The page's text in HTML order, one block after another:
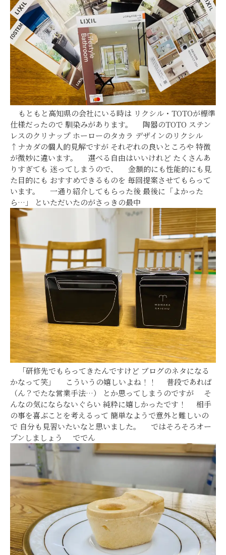
もともと高知県の会社にいる時は リクシル・TOTOが標準
仕様だったので 馴染みがあります。 陶器のTOTO ステン
レスのクリナップ ホーローのタカラ デザインのリクシル
↑ナカダの個人的見解ですが それぞれの良いところや 特徴
が微妙に違います。 選べる自由はいいけれど たくさんあ
りすぎても 迷ってしまうので、 金額的にも性能的にも見
た目的にも おすすめできるものを 毎回提案させてもらって
います。 一通り紹介してもらった後 最後に「よかった
ら…」 といただいたのがさっきの最中
「研修先でもらってきたんですけど ブログのネタになる
かなって笑」 こういうの嬉しいよね！！ 普段であれば
（ん？でたな営業手法…） とか思ってしまうのですが そ
んなの気にならないぐらい 純粋に嬉しかったです！ 相手
の事を喜ぶことを考えるって 簡単なようで意外と難しいの
で 自分も見習いたいなと思いました。 ではそろそろオー
プンしましょう ででん